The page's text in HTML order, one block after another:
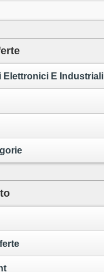
Elettronici E Industriali